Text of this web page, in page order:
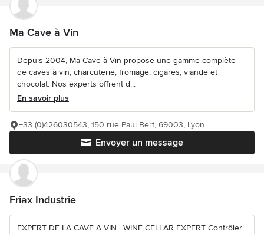
Ma Cave à Vin
Depuis 2004, Ma Cave à Vin propose une gamme complète
de caves à vin, charcuterie, fromage, cigares, viande et
chocolat. Nos experts offrent d...
En savoir plus
Envoyer un message
+33 (0)426030543, 150 rue Paul Bert, 69003, Lyon
Friax Industrie
EXPERT DE LA CAVE A VIN | WINE CELLAR EXPERT Contrôler